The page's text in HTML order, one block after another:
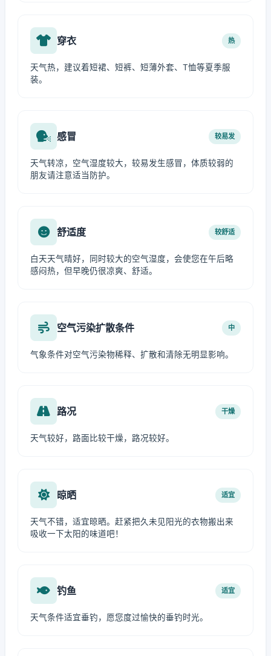
穿衣 热
天气热，建议着短裙、短裤、短薄外套、T恤等夏季服
装。
感冒 较易发
天气转凉，空气湿度较大，较易发生感冒，体质较弱的
朋友请注意适当防护。
舒适度 较舒适
白天天气晴好，同时较大的空气湿度，会使您在午后略
感闷热，但早晚仍很凉爽、舒适。
空气污染扩散条件 中
气象条件对空气污染物稀释、扩散和清除无明显影响。
路况 干燥
天气较好，路面比较干燥，路况较好。
晾晒 适宜
天气不错，适宜晾晒。赶紧把久未见阳光的衣物搬出来
吸收一下太阳的味道吧！
钓鱼 适宜
天气条件适宜垂钓，愿您度过愉快的垂钓时光。